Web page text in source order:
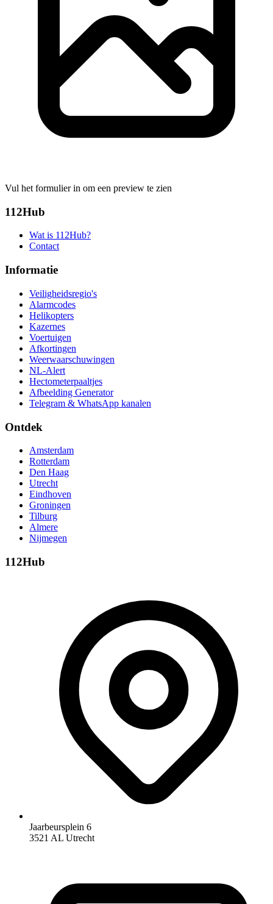
Vul het formulier in om een preview te zien
112Hub
Wat is 112Hub?
Contact
Informatie
Veiligheidsregio's
Alarmcodes
Helikopters
Kazernes
Voertuigen
Afkortingen
Weerwaarschuwingen
NL-Alert
Hectometerpaaltjes
Afbeelding Generator
Telegram & WhatsApp kanalen
Ontdek
Amsterdam
Rotterdam
Den Haag
Utrecht
Eindhoven
Groningen
Tilburg
Almere
Nijmegen
112Hub
Jaarbeursplein 6
3521 AL Utrecht